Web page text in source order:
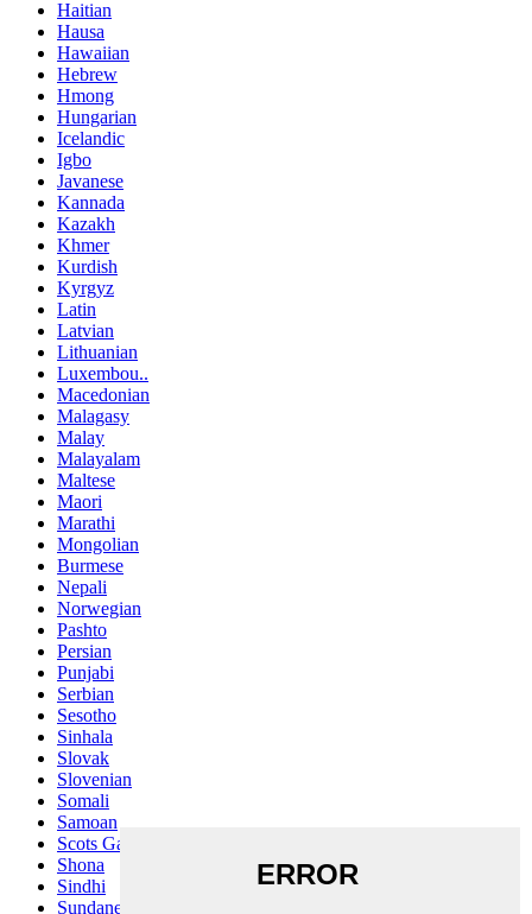
Haitian
Hausa
Hawaiian
Hebrew
Hmong
Hungarian
Icelandic
Igbo
Javanese
Kannada
Kazakh
Khmer
Kurdish
Kyrgyz
Latin
Latvian
Lithuanian
Luxembou..
Macedonian
Malagasy
Malay
Malayalam
Maltese
Maori
Marathi
Mongolian
Burmese
Nepali
Norwegian
Pashto
Persian
Punjabi
Serbian
Sesotho
Sinhala
Slovak
Slovenian
Somali
Samoan
Scots Gaelic
Shona
Sindhi
Sundanese